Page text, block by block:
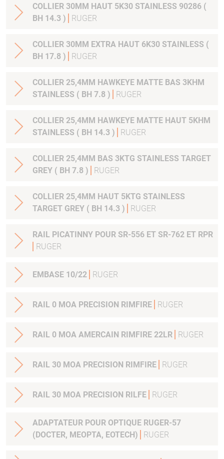
COLLIER 30MM HAUT 5K30 STAINLESS 90286 (
BH 14.3 )
RUGER
COLLIER 30MM EXTRA HAUT 6K30 STAINLESS (
BH 17.8 )
RUGER
COLLIER 25,4MM HAWKEYE MATTE BAS 3KHM
STAINLESS ( BH 7.8 )
RUGER
COLLIER 25,4MM HAWKEYE MATTE HAUT 5KHM
STAINLESS ( BH 14.3 )
RUGER
COLLIER 25,4MM BAS 3KTG STAINLESS TARGET
GREY ( BH 7.8 )
RUGER
COLLIER 25,4MM HAUT 5KTG STAINLESS
TARGET GREY ( BH 14.3 )
RUGER
RAIL PICATINNY POUR SR-556 ET SR-762 ET RPR
RUGER
EMBASE 10/22 RUGER
RAIL 0 MOA PRECISION RIMFIRE RUGER
RAIL 0 MOA AMERCAIN RIMFIRE 22LR RUGER
RAIL 30 MOA PRECISION RIMFIRE RUGER
RAIL 30 MOA PRECISION RILFE RUGER
ADAPTATEUR POUR OPTIQUE RUGER-57
(DOCTER, MEOPTA, EOTECH)
RUGER